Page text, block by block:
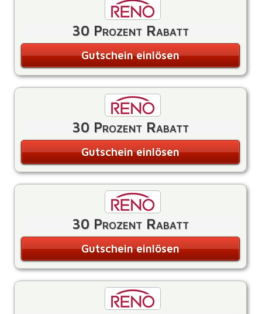
30 Prozent Rabatt
Gutschein einlösen
30 Prozent Rabatt
Gutschein einlösen
30 Prozent Rabatt
Gutschein einlösen